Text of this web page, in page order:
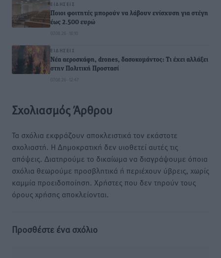
ΕΙΔΉΣΕΙΣ
Ποιοι φοιτητές μπορούν να λάβουν ενίσχυση για στέγη
έως 2.500 ευρώ
07.08.26 · 18:10
ΕΙΔΉΣΕΙΣ
Νέα αεροσκάφη, drones, δασοκομάντος: Τι έχει αλλάξει
στην Πολιτική Προστασί
07.08.26 · 12:47
Σχολιασμός Άρθρου
Τα σχόλια εκφράζουν αποκλειστικά τον εκάστοτε
σχολιαστή. Η Δημοκρατική δεν υιοθετεί αυτές τις
απόψεις. Διατηρούμε το δικαίωμα να διαγράψουμε όποια
σχόλια θεωρούμε προσβλητικά ή περιέχουν ύβρεις, χωρίς
καμμία προειδοποίηση. Χρήστες που δεν τηρούν τους
όρους χρήσης αποκλείονται.
Προσθέστε ένα σχόλιο